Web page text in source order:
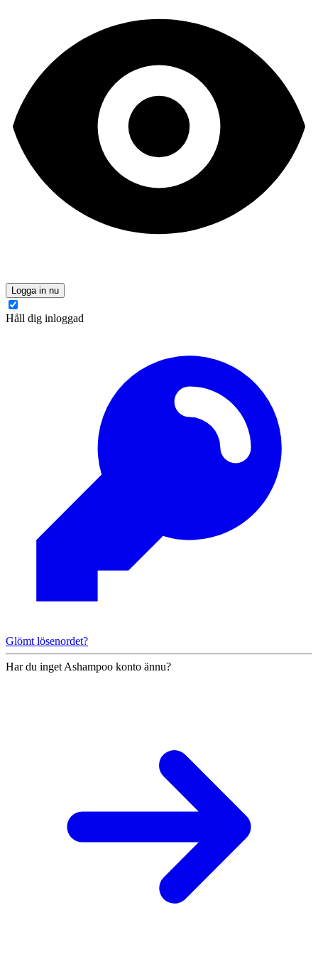
Logga in nu
Håll dig inloggad
Glömt lösenordet?
Har du inget Ashampoo konto ännu?